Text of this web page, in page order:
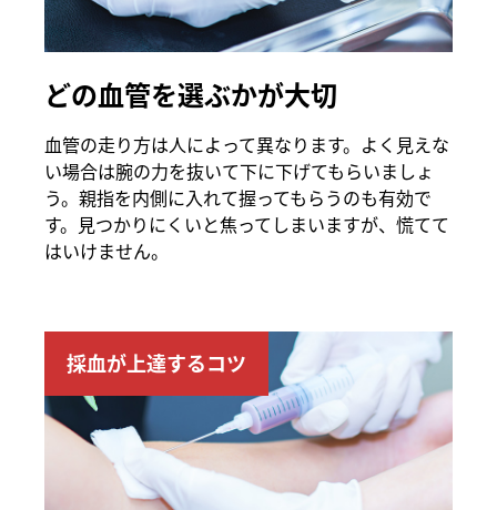
どの血管を選ぶかが大切
血管の走り方は人によって異なります。よく見えな
い場合は腕の力を抜いて下に下げてもらいましょ
う。親指を内側に入れて握ってもらうのも有効で
す。見つかりにくいと焦ってしまいますが、慌てて
はいけません。
採血が上達するコツ